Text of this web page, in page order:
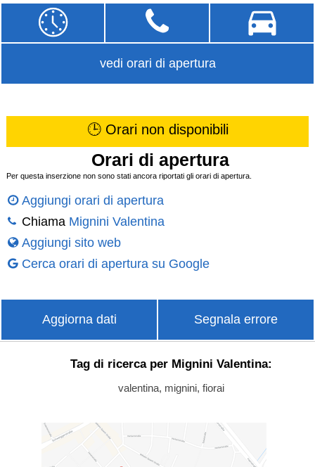
vedi orari di apertura
🕒 Orari non disponibili
Orari di apertura
Per questa inserzione non sono stati ancora riportati gli orari di apertura.
Aggiungi orari di apertura
Chiama Mignini Valentina
Aggiungi sito web
Cerca orari di apertura su Google
Aggiorna dati Segnala errore
Tag di ricerca per Mignini Valentina:
valentina, mignini, fiorai